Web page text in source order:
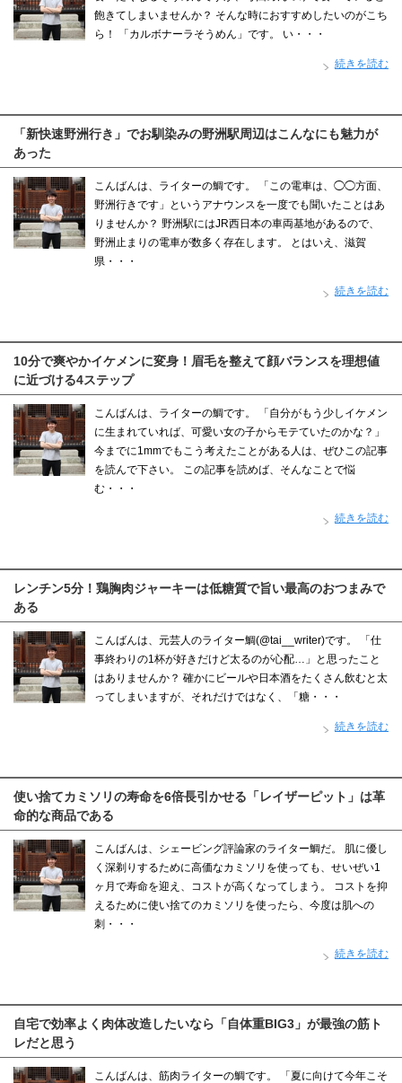
飽きてしまいませんか？ そんな時におすすめしたいのがこち
ら！ 「カルボナーラそうめん」です。 い・・・
続きを読む
「新快速野洲行き」でお馴染みの野洲駅周辺はこんなにも魅力が
あった
こんばんは、ライターの鯛です。 「この電車は、◯◯方面、
野洲行きです」というアナウンスを一度でも聞いたことはあ
りませんか？ 野洲駅にはJR西日本の車両基地があるので、
野洲止まりの電車が数多く存在します。 とはいえ、滋賀
県・・・
続きを読む
10分で爽やかイケメンに変身！眉毛を整えて顔バランスを理想値
に近づける4ステップ
こんばんは、ライターの鯛です。 「自分がもう少しイケメン
に生まれていれば、可愛い女の子からモテていたのかな？」
今までに1mmでもこう考えたことがある人は、ぜひこの記事
を読んで下さい。 この記事を読めば、そんなことで悩
む・・・
続きを読む
レンチン5分！鶏胸肉ジャーキーは低糖質で旨い最高のおつまみで
ある
こんばんは、元芸人のライター鯛(@tai__writer)です。 「仕
事終わりの1杯が好きだけど太るのが心配…」と思ったこと
はありませんか？ 確かにビールや日本酒をたくさん飲むと太
ってしまいますが、それだけではなく、「糖・・・
続きを読む
使い捨てカミソリの寿命を6倍長引かせる「レイザーピット」は革
命的な商品である
こんばんは、シェービング評論家のライター鯛だ。 肌に優し
く深剃りするために高価なカミソリを使っても、せいぜい1
ヶ月で寿命を迎え、コストが高くなってしまう。 コストを抑
えるために使い捨てのカミソリを使ったら、今度は肌への
刺・・・
続きを読む
自宅で効率よく肉体改造したいなら「自体重BIG3」が最強の筋ト
レだと思う
こんばんは、筋肉ライターの鯛です。 「夏に向けて今年こそ